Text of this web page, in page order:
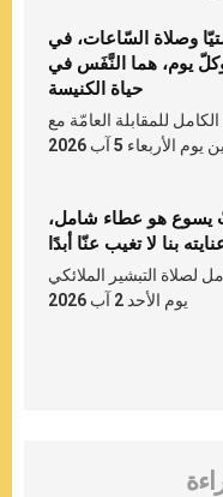
وصلاة السّاعات، في
يوم، هما النَّفَس في
حياة الكنيسة
للمقابلة العامّة مع
الأربعاء 5 آب 2026
يسوع هو عطاء شامل،
بنا لا تغيب عنّا أبدًا
لصلاة التبشير الملائكي
يوم الأحد 2 آب 2026